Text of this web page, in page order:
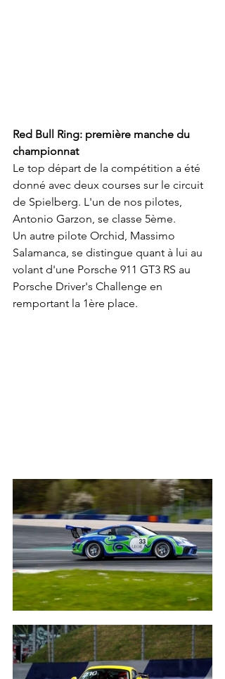
Red Bull Ring: première manche du
championnat
Le top départ de la compétition a été
donné avec deux courses sur le circuit
de Spielberg. L'un de nos pilotes,
Antonio Garzon, se classe 5ème.
Un autre pilote Orchid, Massimo
Salamanca, se distingue quant à lui au
volant d'une Porsche 911 GT3 RS au
Porsche Driver's Challenge en
remportant la 1ère place.